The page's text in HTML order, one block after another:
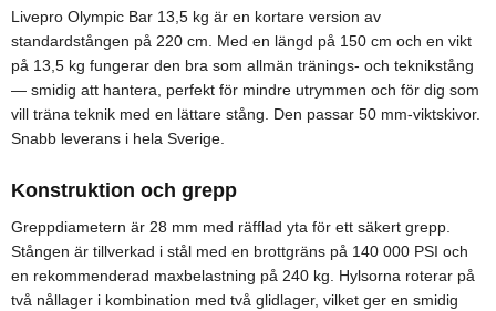
Livepro Olympic Bar 13,5 kg är en kortare version av
standardstången på 220 cm. Med en längd på 150 cm och en vikt
på 13,5 kg fungerar den bra som allmän tränings- och teknikstång
— smidig att hantera, perfekt för mindre utrymmen och för dig som
vill träna teknik med en lättare stång. Den passar 50 mm-viktskivor.
Snabb leverans i hela Sverige.
Konstruktion och grepp
Greppdiametern är 28 mm med räfflad yta för ett säkert grepp.
Stången är tillverkad i stål med en brottgräns på 140 000 PSI och
en rekommenderad maxbelastning på 240 kg. Hylsorna roterar på
två nållager i kombination med två glidlager, vilket ger en smidig